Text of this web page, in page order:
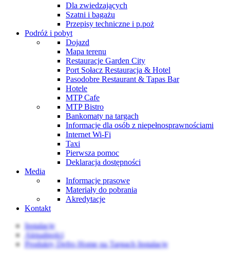
Dla zwiedzających
Szatni i bagażu
Przepisy techniczne i p.poż
Podróż i pobyt
Dojazd
Mapa terenu
Restauracje Garden City
Port Sołacz Restauracja & Hotel
Pasodobre Restaurant & Tapas Bar
Hotele
MTP Cafe
MTP Bistro
Bankomaty na targach
Informacje dla osób z niepełnosprawnościami
Internet Wi-Fi
Taxi
Pierwsza pomoc
Deklaracja dostępności
Media
Informacje prasowe
Materiały do pobrania
Akredytacje
Kontakt
Instalacje
Aktualności
Produkty Defro Home na Targach Instalacje